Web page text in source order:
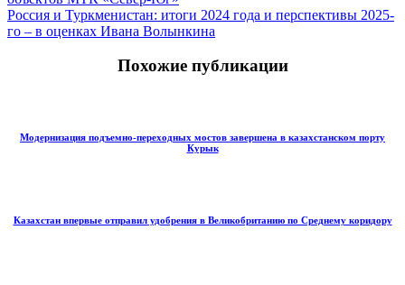
Россия и Туркменистан: итоги 2024 года и перспективы 2025-
го – в оценках Ивана Волынкина
Похожие публикации
Модернизация подъемно-переходных мостов завершена в казахстанском порту
Курык
Казахстан впервые отправил удобрения в Великобританию по Среднему коридору